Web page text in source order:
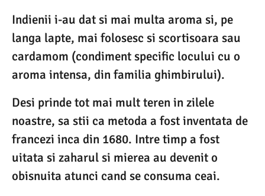
Indienii i-au dat si mai multa aroma si, pe
langa lapte, mai folosesc si scortisoara sau
cardamom (condiment specific locului cu o
aroma intensa, din familia ghimbirului).
Desi prinde tot mai mult teren in zilele
noastre, sa stii ca metoda a fost inventata de
francezi inca din 1680. Intre timp a fost
uitata si zaharul si mierea au devenit o
obisnuita atunci cand se consuma ceai.